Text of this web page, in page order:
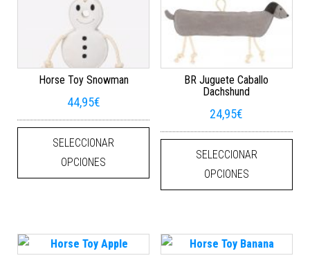
Horse Toy Snowman
44,95€
SELECCIONAR
OPCIONES
Este producto tiene múltiples
BR Juguete Caballo
Dachshund
24,95€
SELECCIONAR
OPCIONES